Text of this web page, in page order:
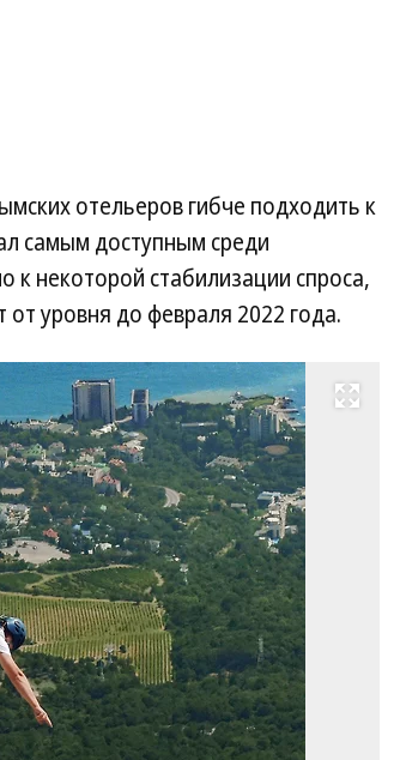
отельеров гибче подходить к
самым доступным среди
к некоторой стабилизации спроса,
уровня до февраля 2022 года.
Развернуть на весь экран